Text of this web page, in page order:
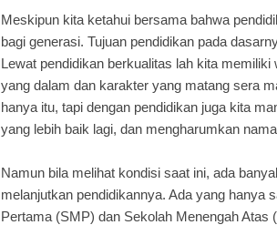
Meskipun kita ketahui bersama bahwa
bagi generasi. Tujuan pendidikan pada
Lewat pendidikan berkualitas lah kita
yang dalam dan karakter yang matang sera
hanya itu, tapi dengan pendidikan juga kita
yang lebih baik lagi, dan mengharumkan
Namun bila melihat kondisi saat ini, ada
melanjutkan pendidikannya. Ada yang hanya
Pertama (SMP) dan Sekolah Menengah